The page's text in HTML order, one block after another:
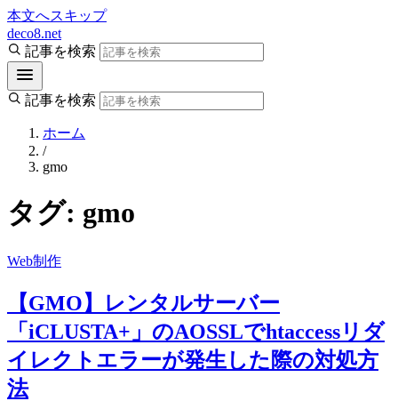
本文へスキップ
deco8.net
記事を検索
記事を検索
ホーム
/
gmo
タグ: gmo
Web制作
【GMO】レンタルサーバー
「iCLUSTA+」のAOSSLでhtaccessリダ
イレクトエラーが発生した際の対処方
法